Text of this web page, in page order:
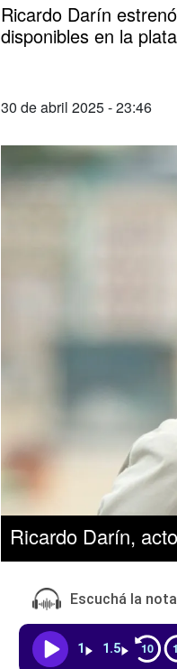
Ricardo Darín estrenó
disponibles en la
30 de abril 2025 - 23:46
Ricardo Darín,
Escuchá la
1 1.5 10